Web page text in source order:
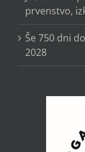
prvenstvo,
Še 750 dni
2028